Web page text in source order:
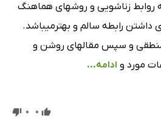
روابط زناشویی و روشهای هماهنگ
داشتن رابطه سالم و بهترمیباشد.
منطقی و سپس مقالهای روشن و
مورد و ادامه...
0
0